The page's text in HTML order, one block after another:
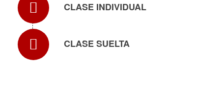
CLASE INDIVIDUAL
CLASE SUELTA